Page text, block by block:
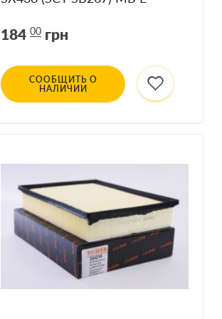
184 00 грн
СООБЩИТЬ О
НАЛИЧИИ